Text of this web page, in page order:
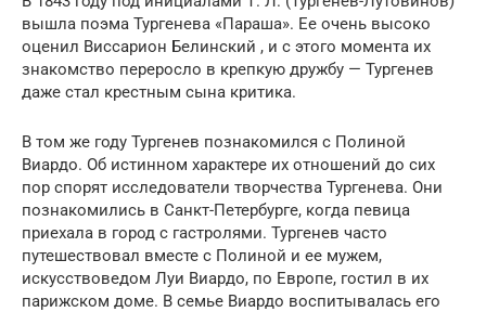
вышла поэма Тургенева «Параша». Ее очень высоко
оценил Виссарион Белинский , и с этого момента их
знакомство переросло в крепкую дружбу — Тургенев
даже стал крестным сына критика.
В том же году Тургенев познакомился с Полиной
Виардо. Об истинном характере их отношений до сих
пор спорят исследователи творчества Тургенева. Они
познакомились в Санкт-Петербурге, когда певица
приехала в город с гастролями. Тургенев часто
путешествовал вместе с Полиной и ее мужем,
искусствоведом Луи Виардо, по Европе, гостил в их
парижском доме. В семье Виардо воспитывалась его